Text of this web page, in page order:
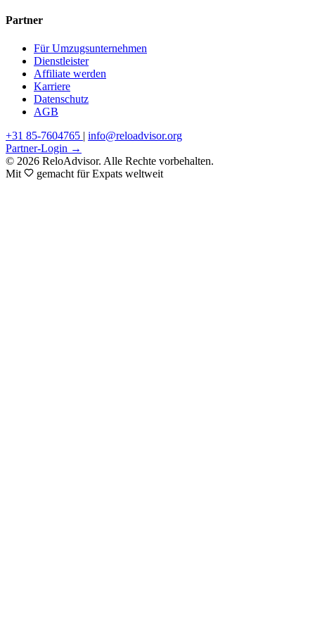
Partner
Für Umzugsunternehmen
Dienstleister
Affiliate werden
Karriere
Datenschutz
AGB
+31 85-7604765 | info@reloadvisor.org
Partner-Login →
© 2026 ReloAdvisor. Alle Rechte vorbehalten.
Mit
gemacht für Expats weltweit